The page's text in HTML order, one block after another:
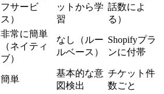
フサービ
ス）
ットから学
習
話数によ
る）
非常に簡単
（ネイティ
ブ）
なし（ルー
ルベース）
Shopifyプラ
ンに付帯
簡単
基本的な意
図検出
チケット件
数ごと